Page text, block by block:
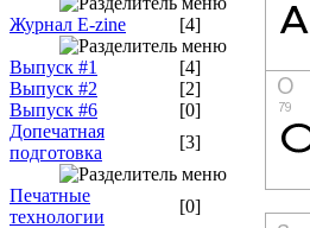
Журнал E-zine [4]
Выпуск #1
[4]
Выпуск #2
[2]
Выпуск #6
[0]
Допечатная
подготовка
[3]
Печатные
технологии
[0]